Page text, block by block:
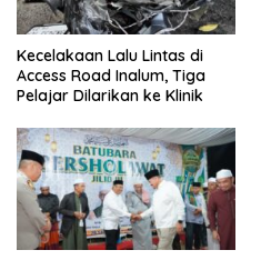
Kecelakaan Lalu Lintas di
Access Road Inalum, Tiga
Pelajar Dilarikan ke Klinik